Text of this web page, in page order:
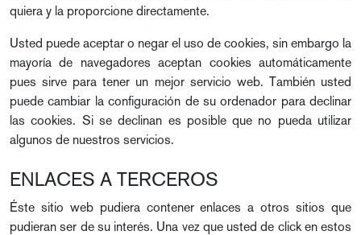
quiera y la proporcione directamente.
Usted puede aceptar o negar el uso de cookies, sin embargo la
mayoría de navegadores aceptan cookies automáticamente
pues sirve para tener un mejor servicio web. También usted
puede cambiar la configuración de su ordenador para declinar
las cookies. Si se declinan es posible que no pueda utilizar
algunos de nuestros servicios.
ENLACES A TERCEROS
Éste sitio web pudiera contener enlaces a otros sitios que
pudieran ser de su interés. Una vez que usted de click en estos